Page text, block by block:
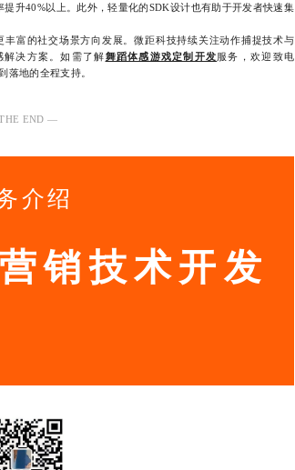
升40%以上。此外，轻量化的SDK设计也有助于开发者快速集
的社交场景方向发展。微距科技持续关注动作捕捉技术与
解决方案。如需了解舞蹈体感游戏定制开发 服务，欢迎致电
落地的全程支持。
END —
介绍
销技术开发